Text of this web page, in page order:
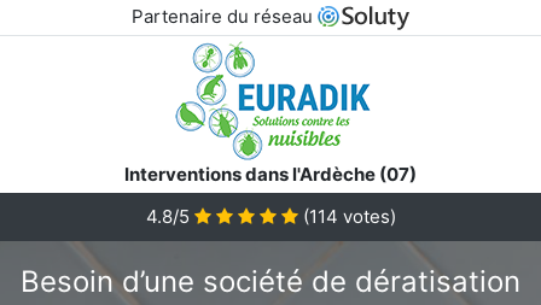
Partenaire du réseau
Interventions dans l'Ardèche (07)
4.8/5
(114 votes)
Besoin d’une société de dératisation